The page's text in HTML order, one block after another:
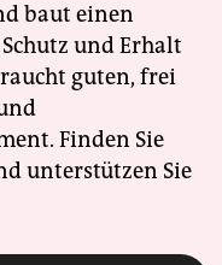
baut einen
und Erhalt
guten, frei
Finden Sie
unterstützen Sie